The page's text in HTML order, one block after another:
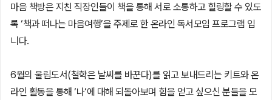
마음 책방은 지친 직장인들이 책을 통해 서로 소통하고 힐링할 수 있도
록 ‘책과 떠나는 마음여행’을 주제로 한 온라인 독서모임 프로그램 입
니다.
6월의 울림도서(철학은 날씨를 바꾼다)를 읽고 보내드리는 키트와 온
라인 활동을 통해 ‘나‘에 대해 되돌아보며 힘을 얻고 싶으신 분들을 모